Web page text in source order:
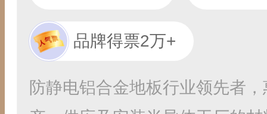
品牌得票2万+
防静电铝合金地板行业领先者